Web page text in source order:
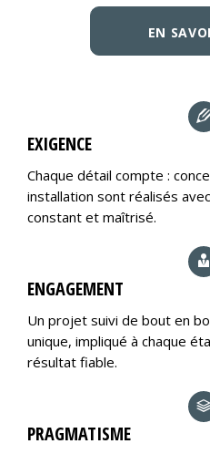
EN
EXIGENCE
Chaque détail compte :
installation sont réalisés
constant et maîtrisé.
ENGAGEMENT
Un projet suivi de bout en
unique, impliqué à chaque
résultat fiable.
PRAGMATISME